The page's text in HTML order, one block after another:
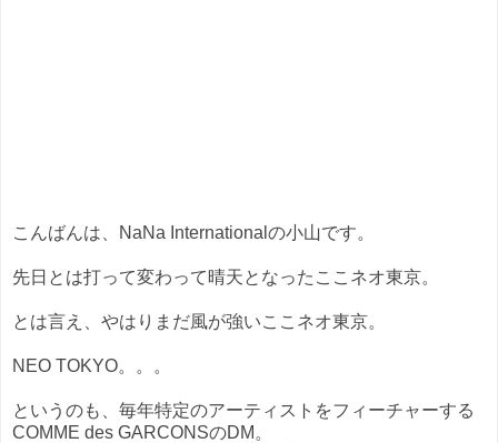
こんばんは、NaNa Internationalの小山です。
先日とは打って変わって晴天となったここネオ東京。
とは言え、やはりまだ風が強いここネオ東京。
NEO TOKYO。。。
というのも、毎年特定のアーティストをフィーチャーする
COMME des GARCONSのDM。